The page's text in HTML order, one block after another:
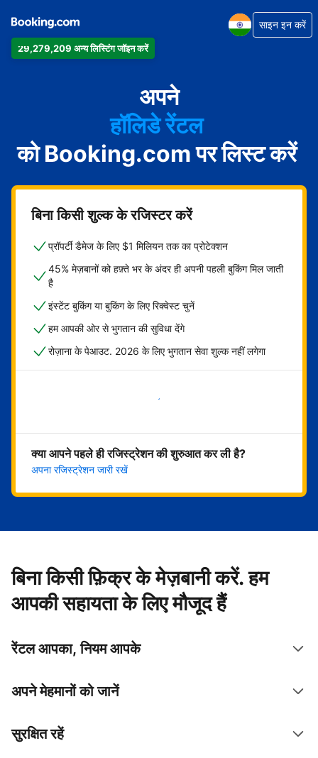
29,279,209 अन्य लिस्टिंग जॉइन करें
साइन इन करें
अपने
अपार्टमेंट
होटल
हॉलिडे रेंटल
गेस्ट हाउस
बेड एंड ब्रेकफ़ास्ट
को Booking.com पर लिस्ट करें
बिना किसी शुल्क के रजिस्टर करें
प्रॉपर्टी डैमेज के लिए $1 मिलियन तक का प्रोटेक्शन
45% मेज़बानों को हफ़्ते भर के अंदर ही अपनी पहली बुकिंग मिल जाती
है
इंस्टेंट बुकिंग या बुकिंग के लिए रिक्वेस्ट चुनें
हम आपकी ओर से भुगतान की सुविधा देंगे
रोज़ाना के पेआउट. 2026 के लिए भुगतान सेवा शुल्क नहीं लगेगा
अभी शुरू करें
क्या आपने पहले ही रजिस्ट्रेशन की शुरुआत कर ली है?
अपना रजिस्ट्रेशन जारी रखें
बिना किसी फ़िक्र के मेज़बानी करें. हम
आपकी सहायता के लिए मौजूद हैं
रेंटल आपका, नियम आपके
अपने मेहमानों को जानें
सुरक्षित रहें